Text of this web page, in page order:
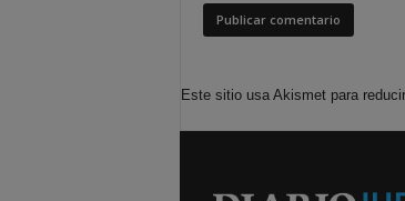
Este sitio usa Akismet para